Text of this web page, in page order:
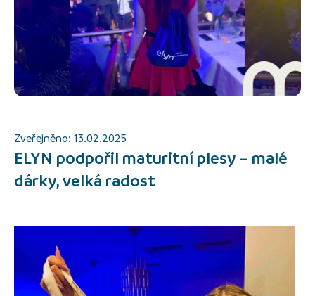
ELYN podpořil maturitní plesy – malé
dárky, velká radost
Zveřejněno: 13.02.2025